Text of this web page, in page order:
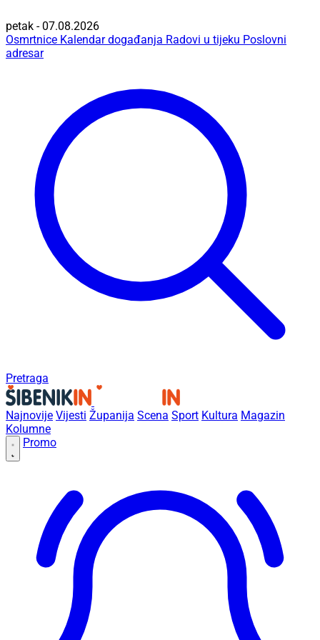
petak - 07.08.2026
Osmrtnice Kalendar događanja Radovi u tijeku Poslovni
adresar
Pretraga
Najnovije Vijesti Županija Scena Sport Kultura Magazin
Kolumne
Promo